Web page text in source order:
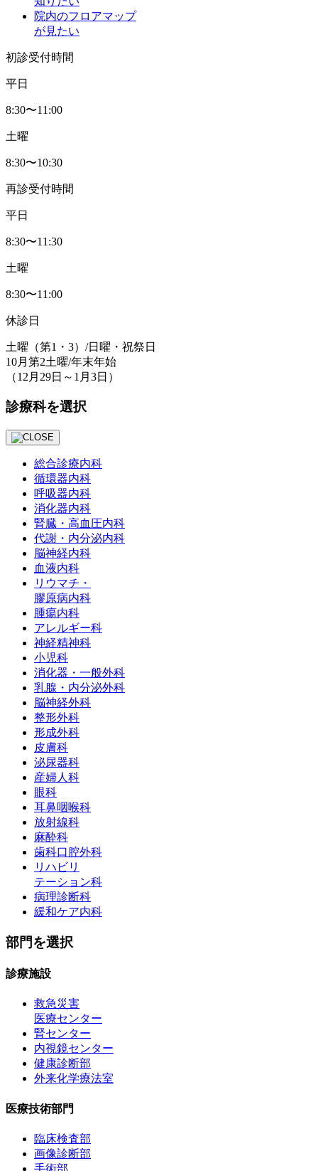
院内のフロアマップ
が見たい
初診受付時間
平日
8:30〜11:00
土曜
8:30〜10:30
再診受付時間
平日
8:30〜11:30
土曜
8:30〜11:00
休診日
土曜 （第1・3） /日曜・祝祭日
10月第2土曜/年末年始
（12月29日～1月3日）
診療科を選択
総合診療内科
循環器内科
呼吸器内科
消化器内科
腎臓・⾼⾎圧内科
代謝・内分泌内科
脳神経内科
⾎液内科
リウマチ・
膠原病内科
腫瘍内科
アレルギー科
神経精神科
小児科
消化器・一般外科
乳腺・内分泌外科
脳神経外科
整形外科
形成外科
皮膚科
泌尿器科
産婦人科
眼科
耳鼻咽喉科
放射線科
麻酔科
歯科口腔外科
リハビリ
テーション科
病理診断科
緩和ケア内科
部門を選択
診療施設
救急災害
医療センター
腎センター
内視鏡センター
健康診断部
外来化学療法室
医療技術部門
臨床検査部
画像診断部
手術部